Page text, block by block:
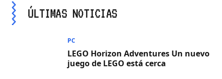
ÚLTIMAS NOTICIAS
PC
LEGO Horizon Adventures Un nuevo
juego de LEGO está cerca